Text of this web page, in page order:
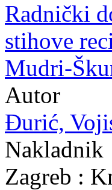
Radnički
stihove
Mudri-
Autor
Đurić,
Nakladnik
Zagreb :